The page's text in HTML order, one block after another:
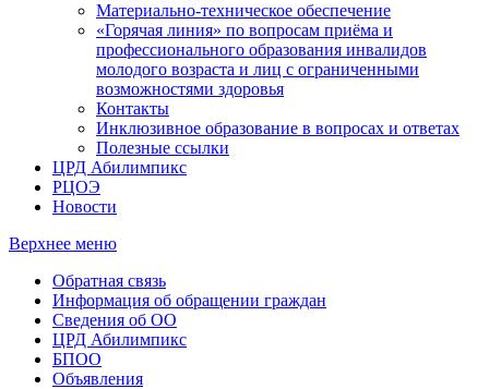
Материально-техническое обеспечение
«Горячая линия» по вопросам приёма и
профессионального образования инвалидов
молодого возраста и лиц с ограниченными
возможностями здоровья
Контакты
Инклюзивное образование в вопросах и ответах
Полезные ссылки
ЦРД Абилимпикс
РЦОЭ
Новости
Верхнее меню
Обратная связь
Информация об обращении граждан
Сведения об ОО
ЦРД Абилимпикс
БПОО
Объявления